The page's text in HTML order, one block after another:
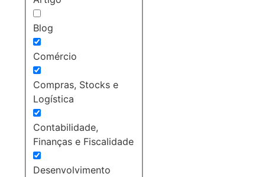
Blog
Comércio
Compras, Stocks e
Logística
Contabilidade,
Finanças e Fiscalidade
Desenvolvimento